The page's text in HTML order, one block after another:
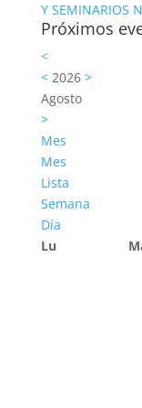
Y SEMINARIOS
Próximos
<
<2026 >
Agosto
>
Mes
Mes
Lista
Semana
Día
Lu